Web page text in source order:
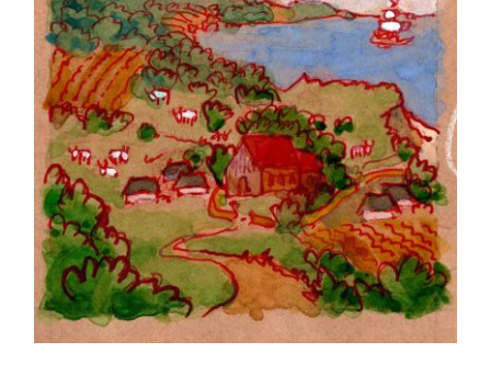
LEADER Projekt „Insel
Rügen – Von der Eiszeit in
die Zukunft.“